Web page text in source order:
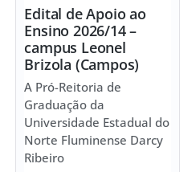
Edital de Apoio ao
Ensino 2026/14 –
campus Leonel
Brizola (Campos)
A Pró-Reitoria de
Graduação da
Universidade Estadual do
Norte Fluminense Darcy
Ribeiro